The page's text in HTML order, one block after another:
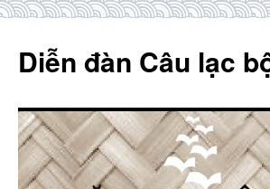
content
Diễn đàn Câu lạc